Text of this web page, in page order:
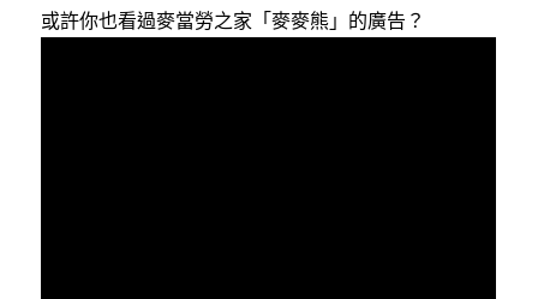
或許你也看過麥當勞之家「麥麥熊」的廣告？